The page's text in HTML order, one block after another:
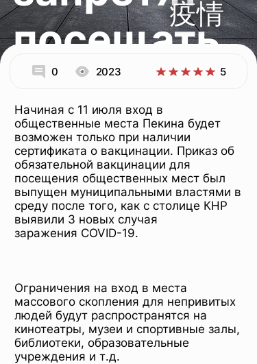
疫情
посещать
места
0 2023 5
Начиная с 11 июля вход в
общественные места Пекина будет
возможен только при наличии
сертификата о вакцинации. Приказ об
обязательной вакцинации для
посещения общественных мест был
выпущен муниципальными властями в
среду после того, как с столице КНР
выявили 3 новых случая
заражения COVID-19.
Ограничения на вход в места
массового скопления для непривитых
людей будут распространятся на
кинотеатры, музеи и спортивные залы,
библиотеки, образовательные
учреждения и т.д.